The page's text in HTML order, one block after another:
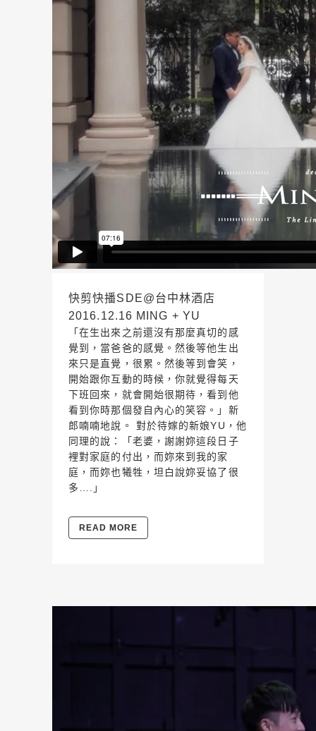
快剪快播SDE@台中林酒店
2016.12.16 MING + YU
「在生出來之前還沒有那麼真切的感
覺到，當爸爸的感覺。然後等他生出
來只是直覺，很累。然後等到會笑，
開始跟你互動的時候，你就覺得每天
下班回來，就會開始很期待，看到他
看到你時那個發自內心的笑容。」新
郎喃喃地說。 對於待嫁的新娘YU，他
同理的說：「老婆，謝謝妳這段日子
裡對家庭的付出，而妳來到我的家
庭，而妳也犧牲，坦白說妳妥協了很
多….」
READ MORE